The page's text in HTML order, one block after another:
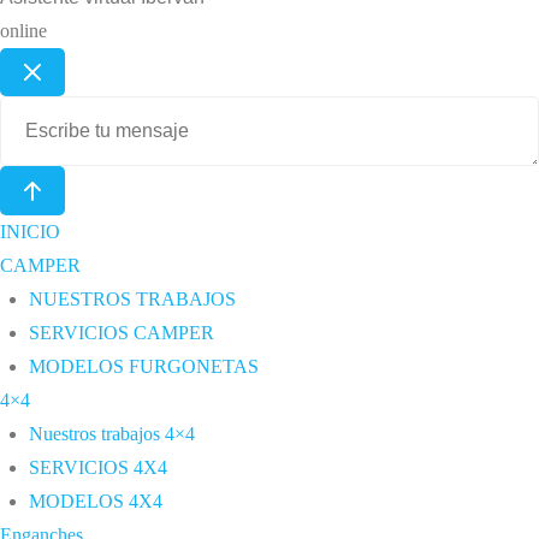
online
INICIO
CAMPER
NUESTROS TRABAJOS
SERVICIOS CAMPER
MODELOS FURGONETAS
4×4
Nuestros trabajos 4×4
SERVICIOS 4X4
MODELOS 4X4
Enganches